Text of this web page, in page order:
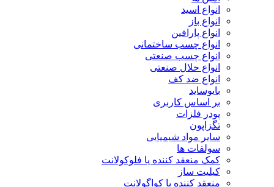
انواع اسید
انواع باز
انواع پارافین
انواع چسب ساختمانی
انواع چسب صنعتی
انواع حلال صنعتی
انواع ضد کف
بایوساید
بر اساس کاربری
پودر فلزات
تگزاپون
سایر مواد شیمیایی
سولفات ها
کمک منعقد کننده یا فلوکولانت
کیلیت ساز
منعقد کننده یا کواگولانت